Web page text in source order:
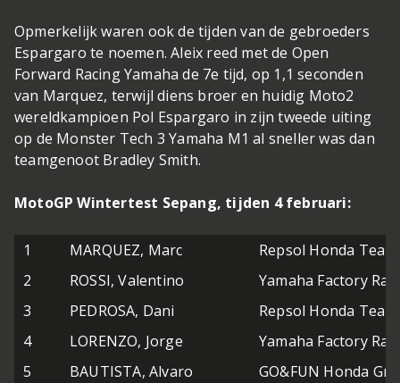
Opmerkelijk waren ook de tijden van de gebroeders
Espargaro te noemen. Aleix reed met de Open
Forward Racing Yamaha de 7e tijd, op 1,1 seconden
van Marquez, terwijl diens broer en huidig Moto2
wereldkampioen Pol Espargaro in zijn tweede uiting
op de Monster Tech 3 Yamaha M1 al sneller was dan
teamgenoot Bradley Smith.
MotoGP Wintertest Sepang, tijden 4 februari:
1 MARQUEZ, Marc
Repsol Honda Team
2
ROSSI, Valentino
Yamaha Factory
3
PEDROSA, Dani
Repsol Honda Team
4
LORENZO, Jorge
Yamaha Factory
5
BAUTISTA, Alvaro
GO&FUN Honda